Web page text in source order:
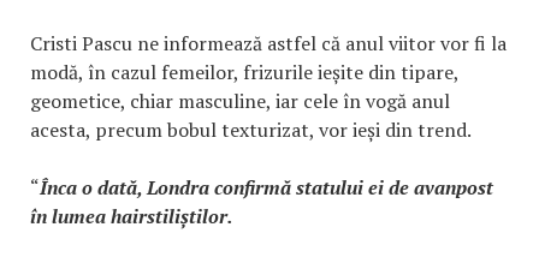
Cristi Pascu ne informează astfel că anul viitor vor fi la
modă, în cazul femeilor, frizurile ieșite din tipare,
geometice, chiar masculine, iar cele în vogă anul
acesta, precum bobul texturizat, vor ieși din trend.
“Înca o dată, Londra confirmă statului ei de avanpost
în lumea hairstiliștilor.